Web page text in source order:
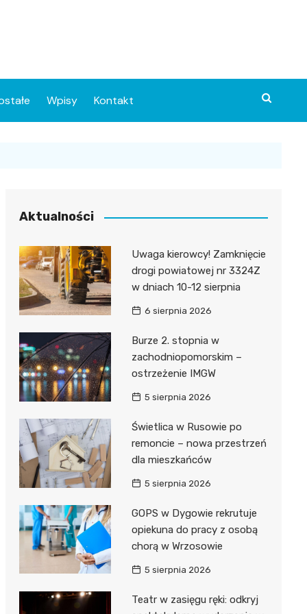
Wpisy Kontakt
Aktualności
Uwaga kierowcy! Zamknięcie
drogi powiatowej nr 3324Z
w dniach 10-12 sierpnia
6 sierpnia 2026
Burze 2. stopnia w
zachodniopomorskim –
ostrzeżenie IMGW
5 sierpnia 2026
Świetlica w Rusowie po
remoncie – nowa przestrzeń
dla mieszkańców
5 sierpnia 2026
GOPS w Dygowie rekrutuje
opiekuna do pracy z osobą
chorą w Wrzosowie
5 sierpnia 2026
Teatr w zasięgu ręki: odkryj